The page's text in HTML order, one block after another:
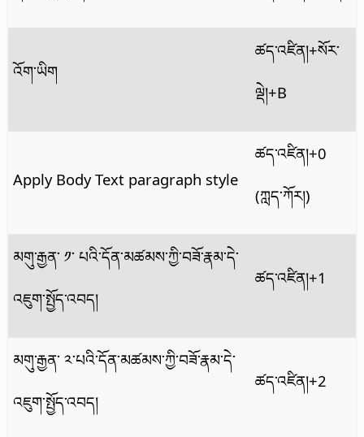
འོག་ཡིག
ཚད་འཛིན།+སོར་
ལྡེ།+B
Apply Body Text paragraph style
ཚད་འཛིན།+0
(ཀླད་ཀོར།)
མགུ་རྒྱན་ ༡་ པའི་དོན་མཚམས་ཀྱི་བཟོ་རྣམ་དེ་
འཇུག་སྤྱོད་འབད།
ཚད་འཛིན།+1
མགུ་རྒྱན་ ༢་པའི་དོན་མཚམས་ཀྱི་བཟོ་རྣམ་དེ་
འཇུག་སྤྱོད་འབད།
ཚད་འཛིན།+2